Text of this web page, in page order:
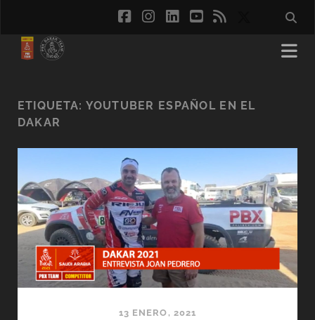
facebook
instagram
linkedinyoutube
rss
ETIQUETA: YOUTUBER ESPAÑOL EN EL
DAKAR
13 ENERO, 2021